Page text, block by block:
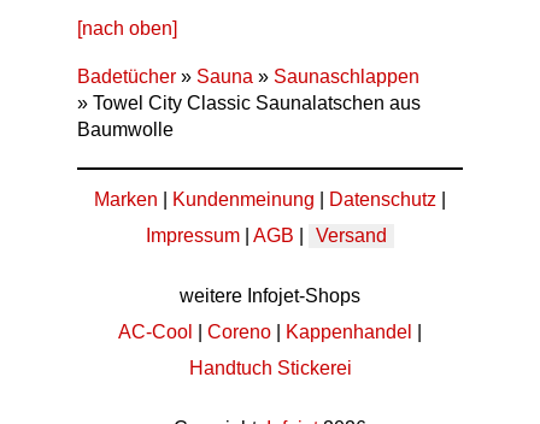
[nach oben]
Badetücher » Sauna » Saunaschlappen
» Towel City Classic Saunalatschen aus
Baumwolle
Marken Kundenmeinung Datenschutz
Impressum
AGB Versand
weitere Infojet-Shops
AC-Cool
Coreno Kappenhandel
Handtuch Stickerei